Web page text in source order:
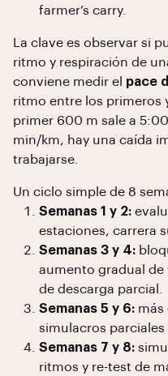
farmer’s carry.
La clave es observar si
ritmo y respiración de
conviene medir el pace
ritmo entre los primeros
primer 600 m sale a
min/km, hay una caída
trabajarse.
Un ciclo simple de 8
Semanas 1 y 2:
estaciones, carrera
Semanas 3 y 4:
aumento gradual de
de descarga parcial.
Semanas 5 y 6: más
simulacros parciales
Semanas 7 y 8:
ritmos y re-test de